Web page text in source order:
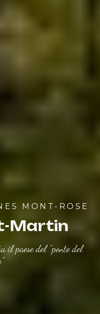
MONT-ROSE
Martin
il paese del "ponte del